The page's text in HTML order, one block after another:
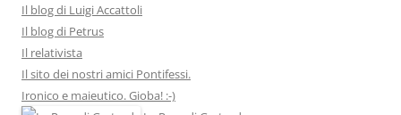
Il blog di Luigi Accattoli
Il blog di Petrus
Il relativista
Il sito dei nostri amici Pontifessi.
Ironico e maieutico. Gioba! :-)